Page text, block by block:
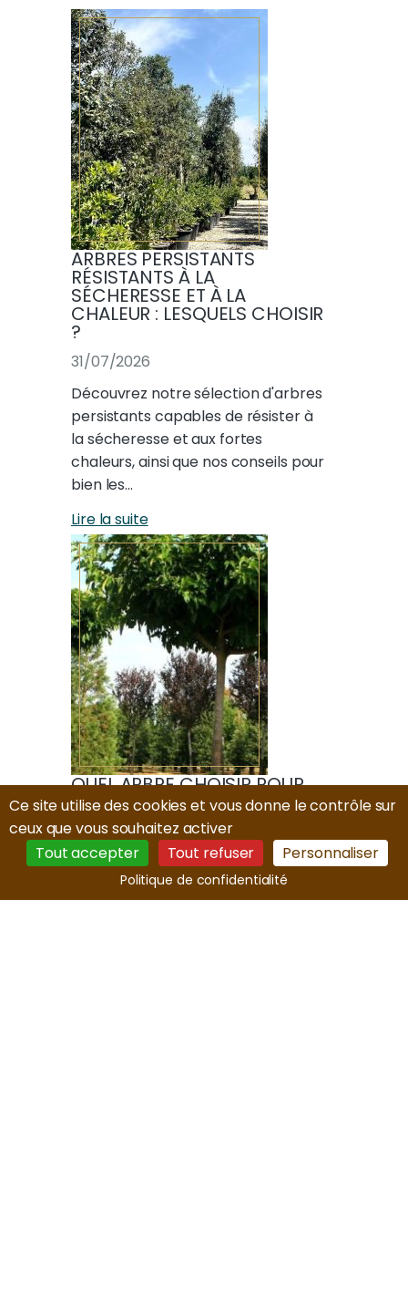
ARBRES PERSISTANTS
RÉSISTANTS À LA
SÉCHERESSE ET À LA
CHALEUR : LESQUELS CHOISIR
?
31/07/2026
Découvrez notre sélection d'arbres
persistants capables de résister à
la sécheresse et aux fortes
chaleurs, ainsi que nos conseils pour
bien les…
Lire la suite
QUEL ARBRE CHOISIR POUR
OMBRAGER UNE TERRASSE ?
30/06/2026
Découvrez les meilleures essences
pour créer une ombre dense au-
Ce site utilise des cookies et vous donne le contrôle sur
ceux que vous souhaitez activer
Tout accepter
Tout refuser Personnaliser
Politique de confidentialité